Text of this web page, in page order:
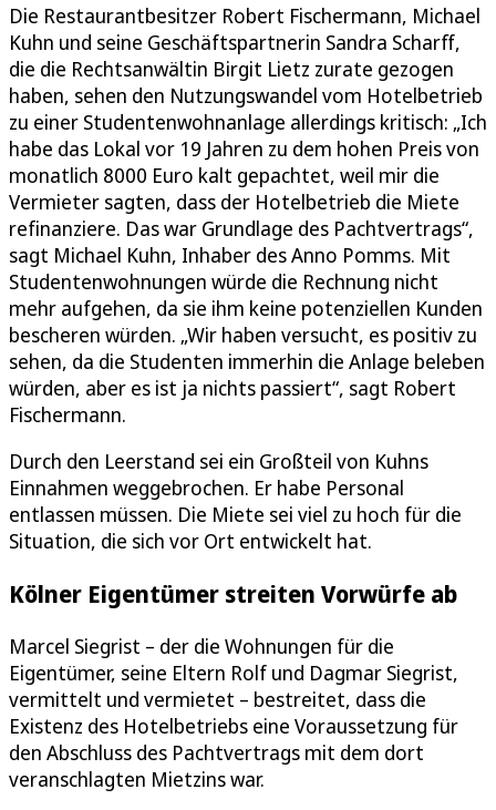
Die Restaurantbesitzer Robert Fischermann, Michael
Kuhn und seine Geschäftspartnerin Sandra Scharff,
die die Rechtsanwältin Birgit Lietz zurate gezogen
haben, sehen den Nutzungswandel vom Hotelbetrieb
zu einer Studentenwohnanlage allerdings kritisch: „Ich
habe das Lokal vor 19 Jahren zu dem hohen Preis von
monatlich 8000 Euro kalt gepachtet, weil mir die
Vermieter sagten, dass der Hotelbetrieb die Miete
refinanziere. Das war Grundlage des Pachtvertrags“,
sagt Michael Kuhn, Inhaber des Anno Pomms. Mit
Studentenwohnungen würde die Rechnung nicht
mehr aufgehen, da sie ihm keine potenziellen Kunden
bescheren würden. „Wir haben versucht, es positiv zu
sehen, da die Studenten immerhin die Anlage beleben
würden, aber es ist ja nichts passiert“, sagt Robert
Fischermann.
Durch den Leerstand sei ein Großteil von Kuhns
Einnahmen weggebrochen. Er habe Personal
entlassen müssen. Die Miete sei viel zu hoch für die
Situation, die sich vor Ort entwickelt hat.
Kölner Eigentümer streiten Vorwürfe ab
Marcel Siegrist – der die Wohnungen für die
Eigentümer, seine Eltern Rolf und Dagmar Siegrist,
vermittelt und vermietet – bestreitet, dass die
Existenz des Hotelbetriebs eine Voraussetzung für
den Abschluss des Pachtvertrags mit dem dort
veranschlagten Mietzins war.